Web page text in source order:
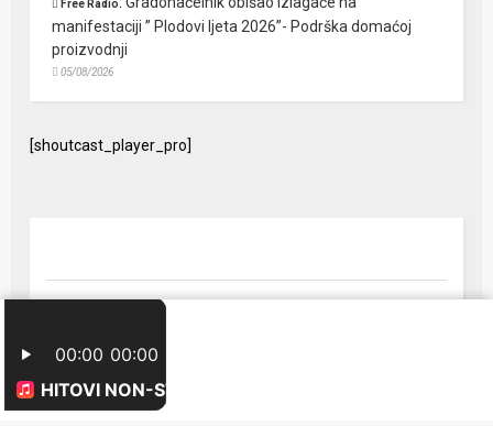
Free Radio
manifestaciji ” Plodovi ljeta 2026”- Podrška domaćoj
proizvodnji
05/08/2026
[shoutcast_player_pro]
© 2024 Free Radio Prijedor. Sva prava zaštićena Designed by